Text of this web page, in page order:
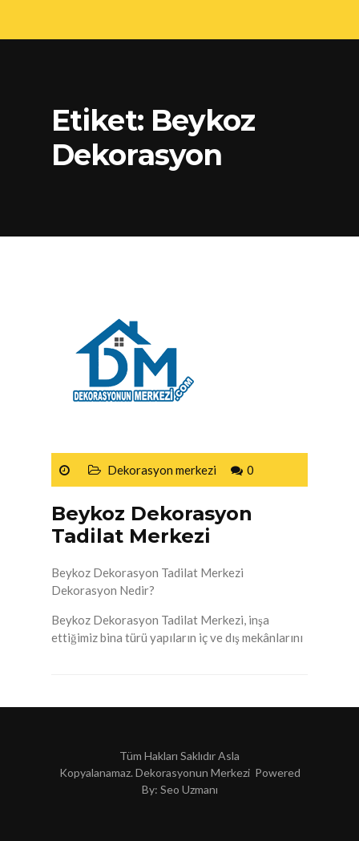
Etiket: Beykoz
Dekorasyon
Dekorasyon merkezi 0
Beykoz Dekorasyon
Tadilat Merkezi
Beykoz Dekorasyon Tadilat Merkezi
Dekorasyon Nedir?
Beykoz Dekorasyon Tadilat Merkezi, inşa
ettiğimiz bina türü yapıların iç ve dış mekânlarını
Tüm Hakları Saklıdır Asla
Kopyalanamaz. Dekorasyonun Merkezi Powered
By: Seo Uzmanı